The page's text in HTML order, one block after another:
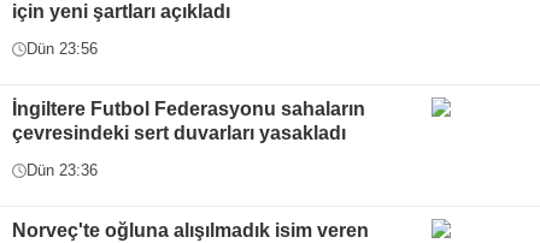
için yeni şartları açıkladı
Dün 23:56
İngiltere Futbol Federasyonu sahaların
çevresindeki sert duvarları yasakladı
Dün 23:36
Norveç'te oğluna alışılmadık isim veren